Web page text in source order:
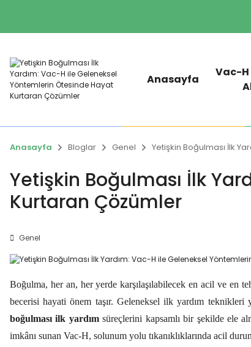
Anasayfa
Vac-H
Anasayfa Bloglar Genel Yetişkin Boğulması İlk
Yetişkin Boğulması İlk
Kurtaran Çözümler
Genel
Boğulma, her an, her yerde karşılaşılabilecek en acil ve en
becerisi hayati önem taşır. Geleneksel ilk yardım teknikleri
boğulması ilk yardımsüreçlerini kapsamlı bir şekilde ele
imkânı sunan Vac-H, solunum yolu tıkanıklıklarında acil